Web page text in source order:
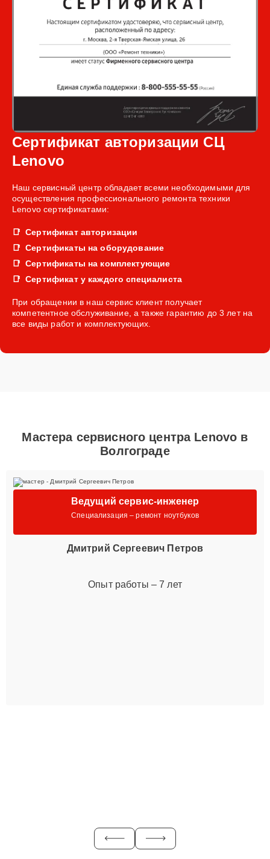
Сертификат авторизации СЦ
Lenovo
Наш сервисный центр обладает всеми необходимыми для
осуществления профессионального ремонта техники
Lenovo сертификатами:
Сертификат авторизации
Сертификаты на оборудование
Сертификаты на комплектующие
Сертификат у каждого специалиста
При обращении в наш сервис клиент получает
компетентное обслуживание, а также гарантию до 3 лет на
все виды работ и комплектующих.
Мастера сервисного центра Lenovo в
Волгограде
Ведущий сервис-инженер
Специализация – ремонт ноутбуков
Дмитрий Сергеевич Петров
Опыт работы – 7 лет